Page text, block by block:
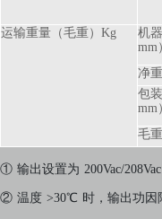
运输重量（毛重）Kg
机
mm
净
包
mm
毛
① 输出设置为 200Vac/
② 温度 >30℃ 时，输出功因